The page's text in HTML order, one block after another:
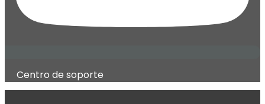
Centro de soporte